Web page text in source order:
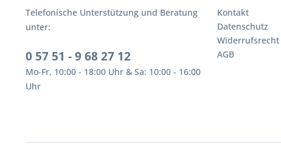
Telefonische Unterstützung und Beratung
unter:
0 57 51 - 9 68 27 12
Mo-Fr, 10:00 - 18:00 Uhr & Sa: 10:00 - 16:00
Uhr
Kontakt
Datenschutz
Widerrufsrecht
AGB